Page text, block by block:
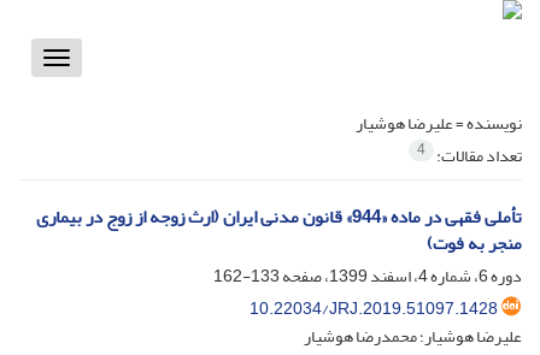
Toggle
نویسنده =علیرضا هوشیار
تعداد مقالات: 4
تأملی فقهی در ماده «944» قانون مدنی ایران (ارث زوجه از زوج در بیماری
منجر به فوت)
دوره 6، شماره 4، اسفند 1399، صفحه
133-162
10.22034/JRJ.2019.51097.1428
علیرضا هوشیار؛ محمدرضا هوشیار